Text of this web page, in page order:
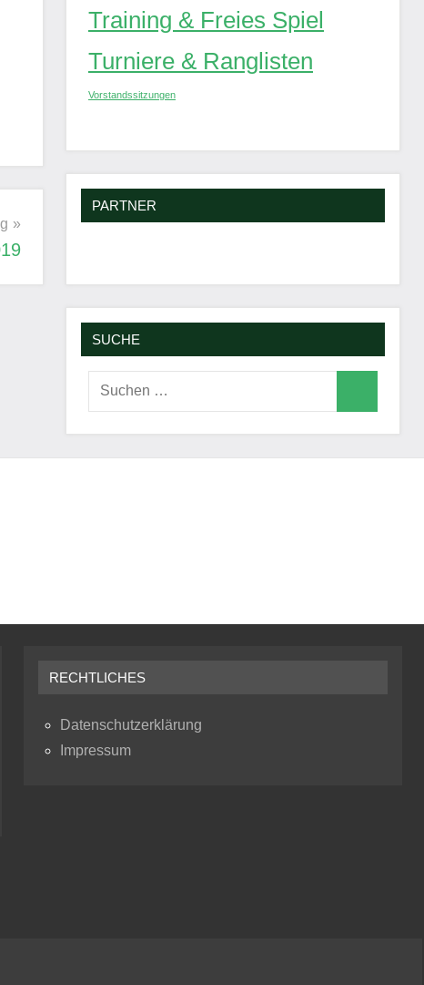
Training & Freies Spiel
Turniere & Ranglisten
Vorstandssitzungen
PARTNER
SUCHE
Suchen
nach:
RECHTLICHES
Datenschutzerklärung
Impressum